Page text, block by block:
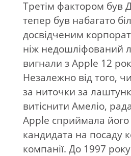
Третім фактором був
тепер був набагато
досвідченим
ніж недошліфований
вигнали з Apple 12
Незалежно від того,
за ниточки за
витіснити Амеліо,
Apple сприймала його
кандидата на посаду
компанії. До 1997